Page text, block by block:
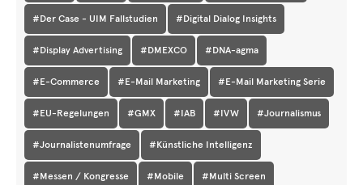
#Der Case - UIM Fallstudien #Digital Dialog Insights
#Display Advertising #DMEXCO #DNA-agma
#E-Commerce #E-Mail Marketing #E-Mail Marketing Serie
#EU-Regelungen #GMX #IAB #IVW #Journalismus
#Journalistenumfrage #Künstliche Intelligenz
#Messen / Kongresse #Mobile #Multi Screen